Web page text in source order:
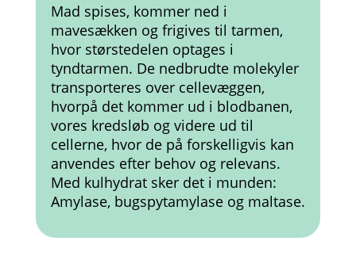
Mad spises, kommer ned i
mavesækken og frigives til tarmen,
hvor størstedelen optages i
tyndtarmen. De nedbrudte molekyler
transporteres over cellevæggen,
hvorpå det kommer ud i blodbanen,
vores kredsløb og videre ud til
cellerne, hvor de på forskelligvis kan
anvendes efter behov og relevans.
Med kulhydrat sker det i munden:
Amylase, bugspytamylase og maltase.